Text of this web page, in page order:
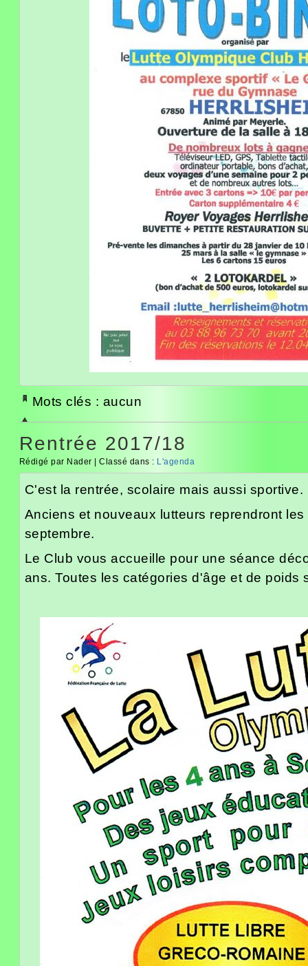
Mots clés : aucun
Rentrée 2017/18
Rédigé par Nader | Classé dans : L'agenda
C'est la rentrée, scolaire mais aussi sportive.
Anciens et nouveaux lutteurs reprendront
septembre.
Le Club vous accueille pour une séance
ans. Toutes les catégories d'âge et de poids